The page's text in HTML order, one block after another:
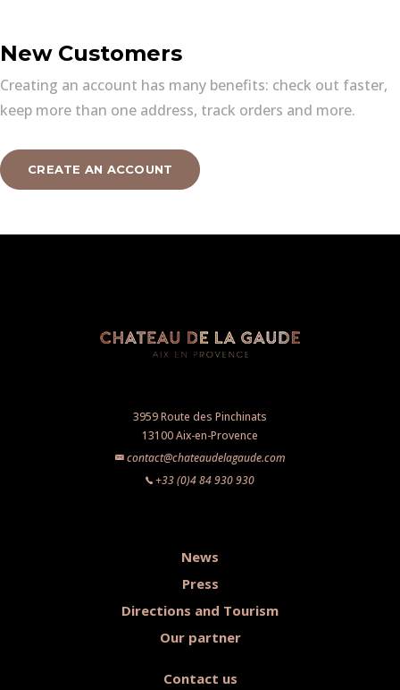
New Customers
Creating an account has many benefits: check out faster,
keep more than one address, track orders and more.
CREATE AN ACCOUNT
3959 Route des Pinchinats
13100 Aix-en-Provence
contact@chateaudelagaude.com
+33 (0)4 84 930 930
News
Press
Directions and Tourism
Our partner
Contact us